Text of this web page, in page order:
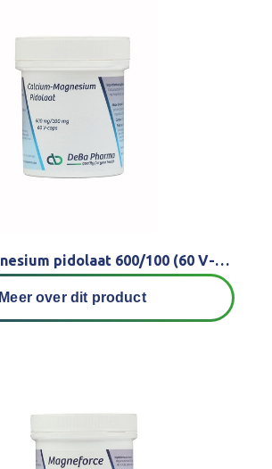
Calcium/Magnesium pidolaat 600/100 (60 V-caps)
Meer over dit product